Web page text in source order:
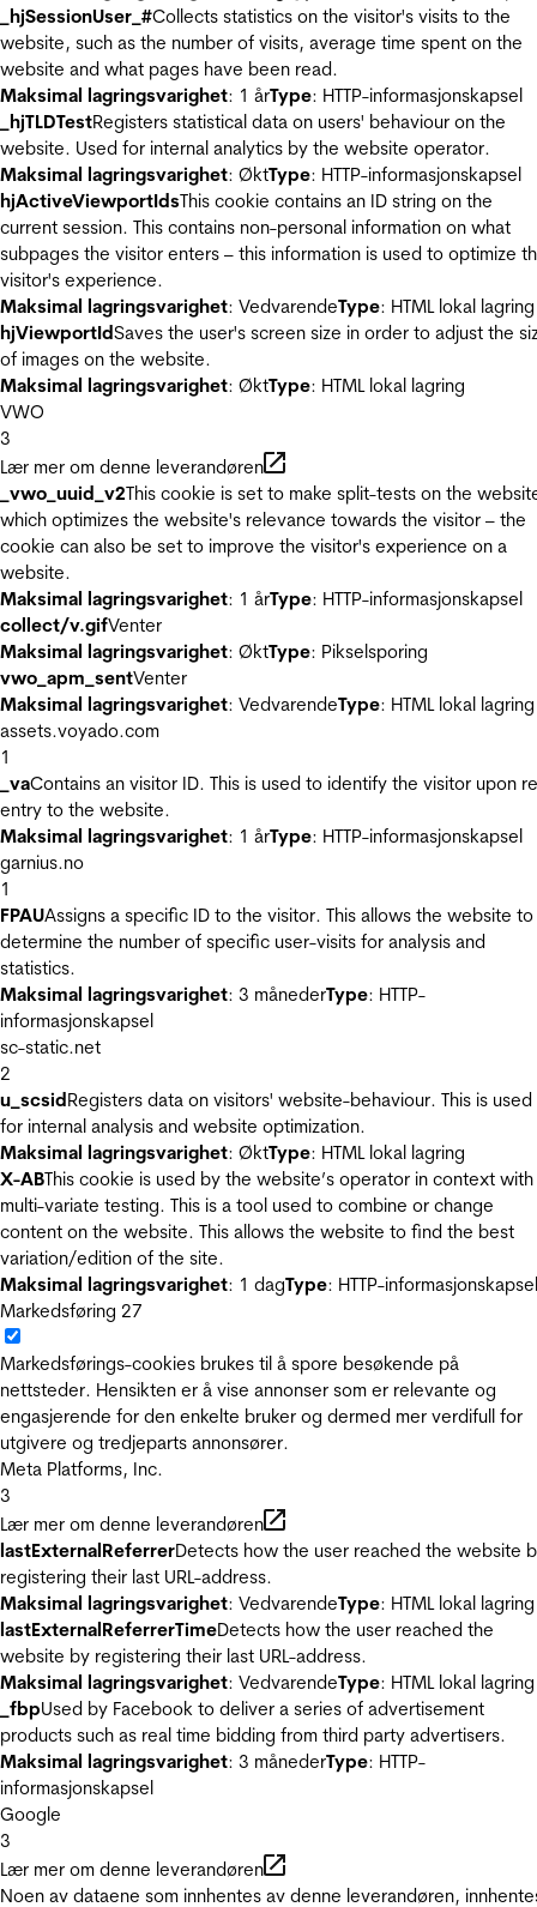
_hjSessionUser_#Collects statistics on the visitor's visits to the
website, such as the number of visits, average time spent on the
website and what pages have been read.
Maksimal lagringsvarighet: 1 årType: HTTP-informasjonskapsel
_hjTLDTestRegisters statistical data on users' behaviour on the
website. Used for internal analytics by the website operator.
Maksimal lagringsvarighet: ØktType: HTTP-informasjonskapsel
hjActiveViewportIdsThis cookie contains an ID string on the
current session. This contains non-personal information on what
subpages the visitor enters – this information is used to optimize
visitor's experience.
Maksimal lagringsvarighet: VedvarendeType: HTML lokal lagring
hjViewportIdSaves the user's screen size in order to adjust the
of images on the website.
Maksimal lagringsvarighet: ØktType: HTML lokal lagring
VWO
3
Lær mer om denne leverandøren
_vwo_uuid_v2This cookie is set to make split-tests on the
which optimizes the website's relevance towards the visitor – the
cookie can also be set to improve the visitor's experience on a
website.
Maksimal lagringsvarighet: 1 årType: HTTP-informasjonskapsel
collect/v.gifVenter
Maksimal lagringsvarighet: ØktType: Pikselsporing
vwo_apm_sentVenter
Maksimal lagringsvarighet: VedvarendeType: HTML lokal lagring
assets.voyado.com
1
_vaContains an visitor ID. This is used to identify the visitor upon
entry to the website.
Maksimal lagringsvarighet: 1 årType: HTTP-informasjonskapsel
garnius.no
1
FPAUAssigns a specific ID to the visitor. This allows the website to
determine the number of specific user-visits for analysis and
statistics.
Maksimal lagringsvarighet: 3 månederType: HTTP-
informasjonskapsel
sc-static.net
2
u_scsidRegisters data on visitors' website-behaviour. This is used
for internal analysis and website optimization.
Maksimal lagringsvarighet: ØktType: HTML lokal lagring
X-ABThis cookie is used by the website’s operator in context with
multi-variate testing. This is a tool used to combine or change
content on the website. This allows the website to find the best
variation/edition of the site.
Maksimal lagringsvarighet: 1 dagType: HTTP-informasjonskapsel
Markedsføring 27
Markedsførings-cookies brukes til å spore besøkende på
nettsteder. Hensikten er å vise annonser som er relevante og
engasjerende for den enkelte bruker og dermed mer verdifull for
utgivere og tredjeparts annonsører.
Meta Platforms, Inc.
3
Lær mer om denne leverandøren
lastExternalReferrerDetects how the user reached the website
registering their last URL-address.
Maksimal lagringsvarighet: VedvarendeType: HTML lokal lagring
lastExternalReferrerTimeDetects how the user reached the
website by registering their last URL-address.
Maksimal lagringsvarighet: VedvarendeType: HTML lokal lagring
_fbpUsed by Facebook to deliver a series of advertisement
products such as real time bidding from third party advertisers.
Maksimal lagringsvarighet: 3 månederType: HTTP-
informasjonskapsel
Google
3
Lær mer om denne leverandøren
Noen av dataene som innhentes av denne leverandøren,